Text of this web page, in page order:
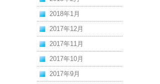
2018年1月
2017年12月
2017年11月
2017年10月
2017年9月